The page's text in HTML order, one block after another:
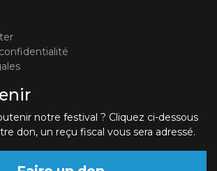
notre festival ? Cliquez ci-dessous
don, un reçu fiscal vous sera adressé.